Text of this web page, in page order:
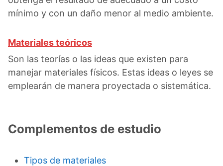
mínimo y con un daño menor al medio ambiente.
Materiales teóricos
Son las teorías o las ideas que existen para
manejar materiales físicos. Estas ideas o leyes se
emplearán de manera proyectada o sistemática.
Complementos de estudio
Tipos de materiales